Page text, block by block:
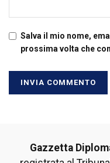
Salva il mio nome,
prossima volta che
Gazzetta